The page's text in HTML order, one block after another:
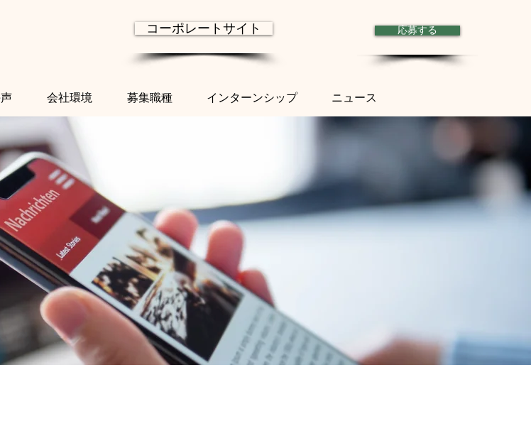
コーポレートサイト
会社環境 募集職種 インターンシップ ニュース
応募する